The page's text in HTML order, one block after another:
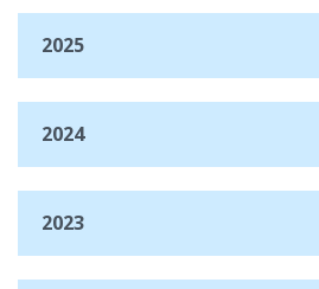
2025
2024
2023